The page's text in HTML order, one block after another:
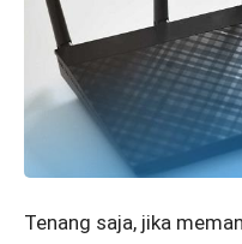
Tenang saja, jika